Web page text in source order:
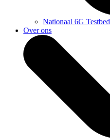
Nationaal 6G Testbed
Over ons